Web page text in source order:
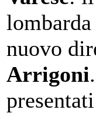
lombarda
nuovo
Arrigoni